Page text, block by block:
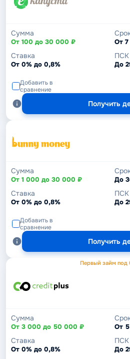
Сумма
От 100 до 30 000 ₽ От 7
Ставка
От 0% до 0,8%
ПСК
До
Добавить в
сравнение
Получить
Сумма
От 1 000 до 30 000 ₽ До
Ставка
От 0% до 0,8%
ПСК
До
Добавить в
сравнение
Получить
Первый займ под
Сумма
От 3 000 до 50 000 ₽ От
Ставка
От 0% до 0,8%
ПСК
До